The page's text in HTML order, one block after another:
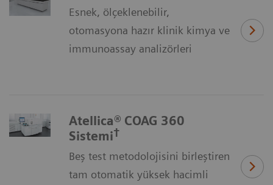
Esnek, ölçeklenebilir,
otomasyona hazır klinik kimya ve
immunoassay analizörleri
Atellica® COAG 360
Sistemi†
Beş test metodolojisini birleştiren
tam otomatik yüksek hacimli